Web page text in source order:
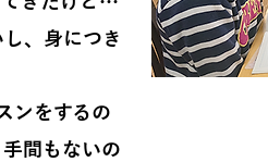
、身につき
ンをするの
間もないの